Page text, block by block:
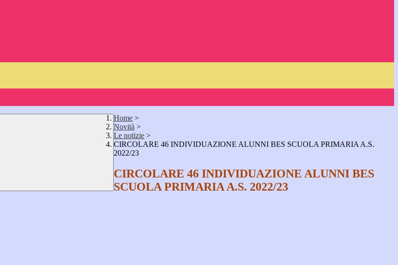
Home >
Novità >
Le notizie >
CIRCOLARE 46 INDIVIDUAZIONE ALUNNI BES SCUOLA PRIMARIA A.S.
2022/23
CIRCOLARE 46 INDIVIDUAZIONE ALUNNI BES
SCUOLA PRIMARIA A.S. 2022/23